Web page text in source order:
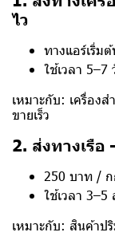
ไว
ทางแอร์เริ่ม
ใช้เวลา 5–7
เหมาะกับ: เครื่อง
ขายเร็ว
2. ส่งทางเรือ
250 บาท /
ใช้เวลา
เหมาะกับ: สินค้าป